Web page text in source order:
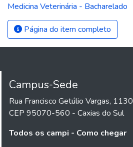
Medicina Veterinária - Bacharelado
Página do item completo
Campus-Sede
Rua Francisco Getúlio Vargas, 1130
CEP 95070-560 - Caxias do Sul
Todos os campi - Como chegar